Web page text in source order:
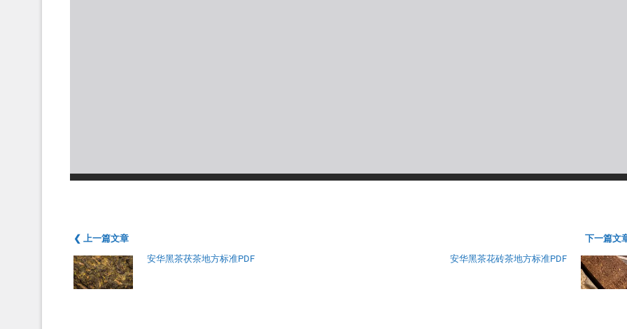
❮ 上一篇文章
安华黑茶茯茶地方标准PDF
下一篇文
安华黑茶花砖茶地方标准PDF